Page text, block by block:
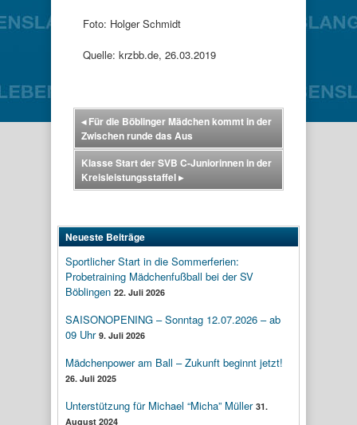
Foto: Holger Schmidt
Quelle: krzbb.de, 26.03.2019
◂Für die Böblinger Mädchen kommt in der
Zwischen runde das Aus
Klasse Start der SVB C-Juniorinnen in der
Kreisleistungsstaffel▸
Neueste Beiträge
Sportlicher Start in die Sommerferien:
Probetraining Mädchenfußball bei der SV
Böblingen 22. Juli 2026
SAISONOPENING – Sonntag 12.07.2026 – ab
09 Uhr 9. Juli 2026
Mädchenpower am Ball – Zukunft beginnt jetzt!
26. Juli 2025
Unterstützung für Michael “Micha” Müller 31.
August 2024